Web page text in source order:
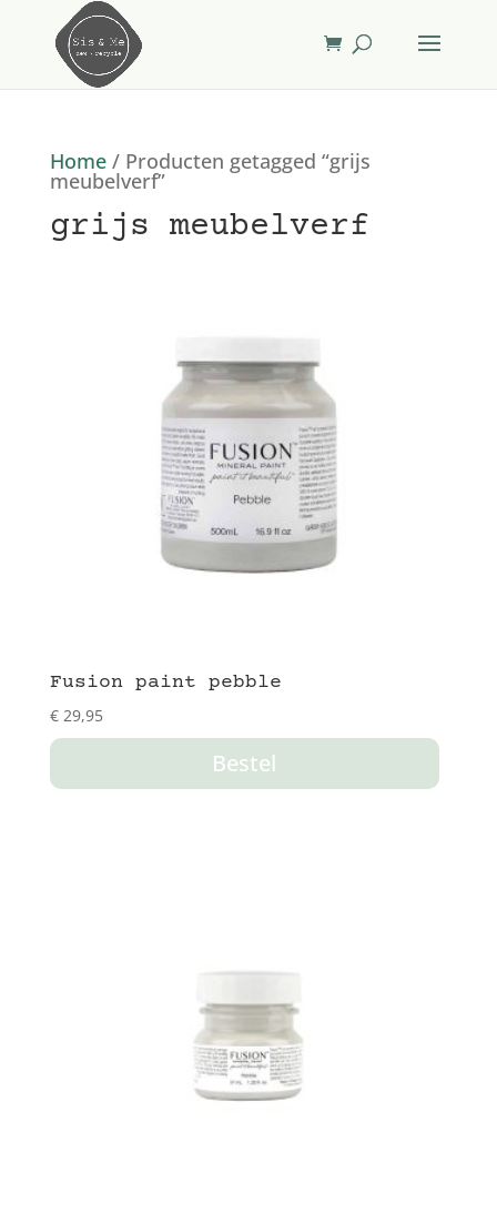
Home/ Producten getagged “grijs
meubelverf”
grijs meubelverf
Fusion paint pebble
€29,95
Bestel